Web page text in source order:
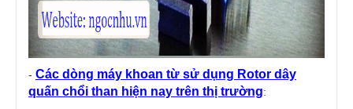
- Các dòng máy khoan từ sử dụng Rotor dây
quấn chổi than hiện nay trên thị trường: